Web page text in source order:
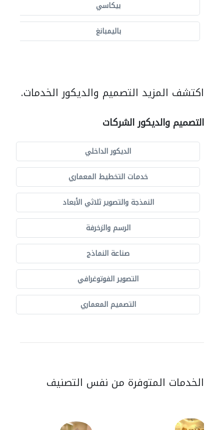
بيكاسي
باليمبانغ
اكتشف المزيد التصميم والديكور الخدمات.
التصميم والديكور الشركات
الديكور الداخلي
خدمات التخطيط المعماري
النمذجة والتصوير ثلاثي الأبعاد
الرسم والزخرفة
صناعة النماذج
التصوير الفوتوغرافي
التصميم المعماري
الخدمات المتوفرة من نفس التصنيف